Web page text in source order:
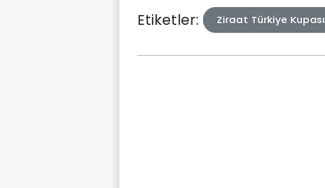
Etiketler: Ziraat Türkiye Kupası